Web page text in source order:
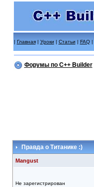
| Главная| Уроки | Статьи | FAQ|
Форумы по C++ Builder
Правда о Титанике :)
Mangust
Не зарегистрирован